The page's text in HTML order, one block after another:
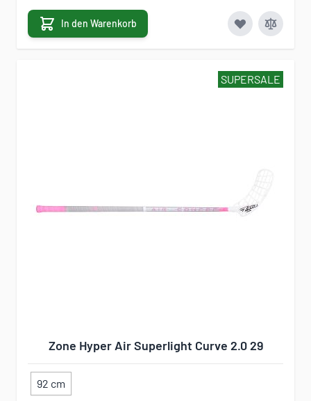
In den Warenkorb
SUPERSALE
Zone Hyper Air Superlight Curve 2.0 29
92 cm